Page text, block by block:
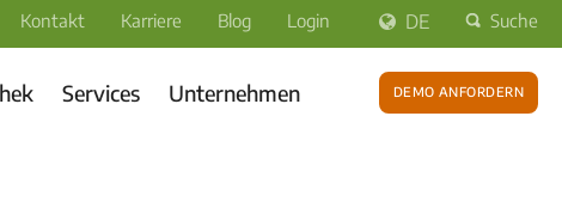
Kontakt Karriere Blog Login DE Suche
Services Unternehmen Demo anfordern